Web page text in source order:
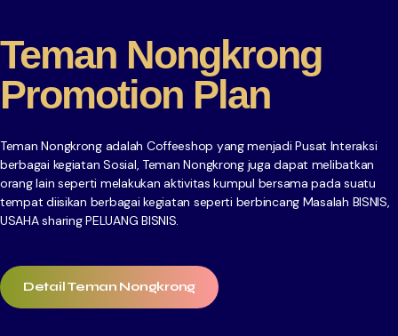
Teman Nongkrong
Promotion Plan
Teman Nongkrong adalah Coffeeshop yang menjadi Pusat Interaksi
berbagai kegiatan Sosial, Teman Nongkrong juga dapat melibatkan
orang lain seperti melakukan aktivitas kumpul bersama pada suatu
tempat diisikan berbagai kegiatan seperti berbincang Masalah BISNIS,
USAHA sharing PELUANG BISNIS.
Detail Teman Nongkrong